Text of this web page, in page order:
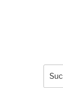
nach: